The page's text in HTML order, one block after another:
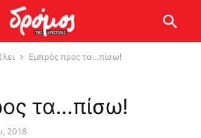
Εμπρός προς τα…πίσω!
τα…πίσω!
2018